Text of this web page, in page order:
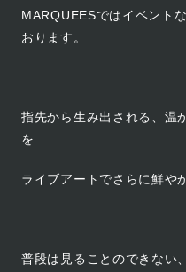
MARQUEESではイベント
おります。
指先から生み出される、温
を
ライブアートでさらに鮮や
普段は見ることのできない、